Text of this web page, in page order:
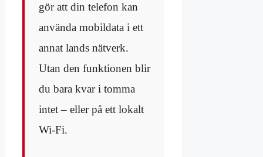
gör att din telefon kan
använda mobildata i ett
annat lands nätverk.
Utan den funktionen blir
du bara kvar i tomma
intet – eller på ett lokalt
Wi-Fi.